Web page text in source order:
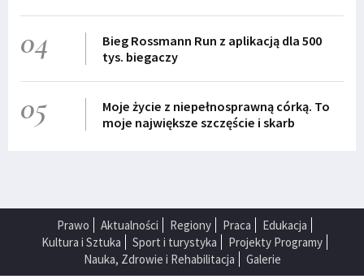
04
Bieg Rossmann Run z aplikacją dla 500
tys. biegaczy
05
Moje życie z niepełnosprawną córką. To
moje największe szczęście i skarb
Prawo Aktualności Regiony Praca
Edukacja
Kultura i Sztuka
Sport i turystyka
Projekty Programy
Nauka, Zdrowie i Rehabilitacja
Galerie